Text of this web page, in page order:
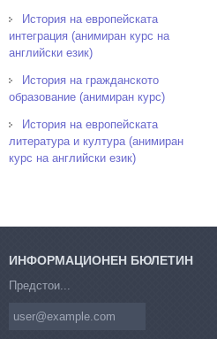
История на европейската
интеграция (анимиран курс на
английски език)
История на гражданското
образование (анимиран курс)
История на европейската
литература и култура (анимиран
курс на английски език)
ИНФОРМАЦИОНЕН БЮЛЕТИН
Предстои...